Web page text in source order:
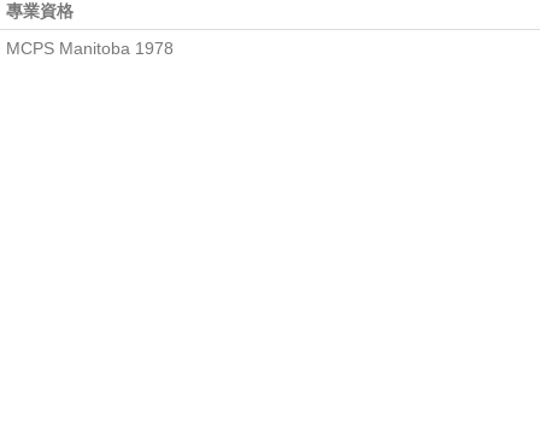
專業資格
MCPS Manitoba 1978